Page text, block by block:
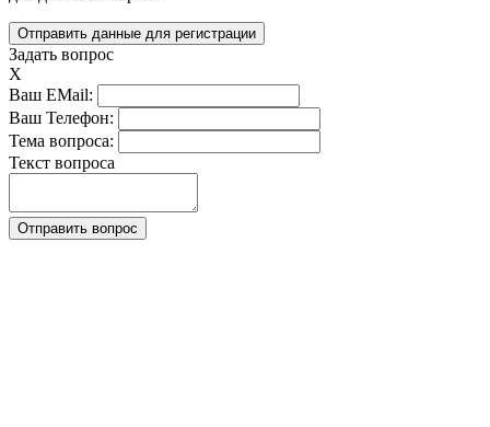
Задать вопрос
X
Ваш EMail:
Ваш Телефон:
Тема вопроса:
Текст вопроса